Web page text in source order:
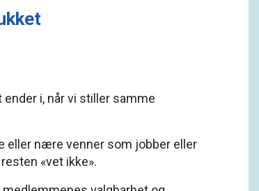
i, når vi stiller samme
eller nære venner som jobber eller
«vet ikke».